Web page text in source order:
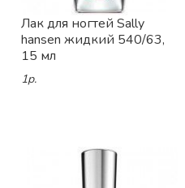
Лак для ногтей Sally
hansen жидкий 540/63,
15 мл
1р.